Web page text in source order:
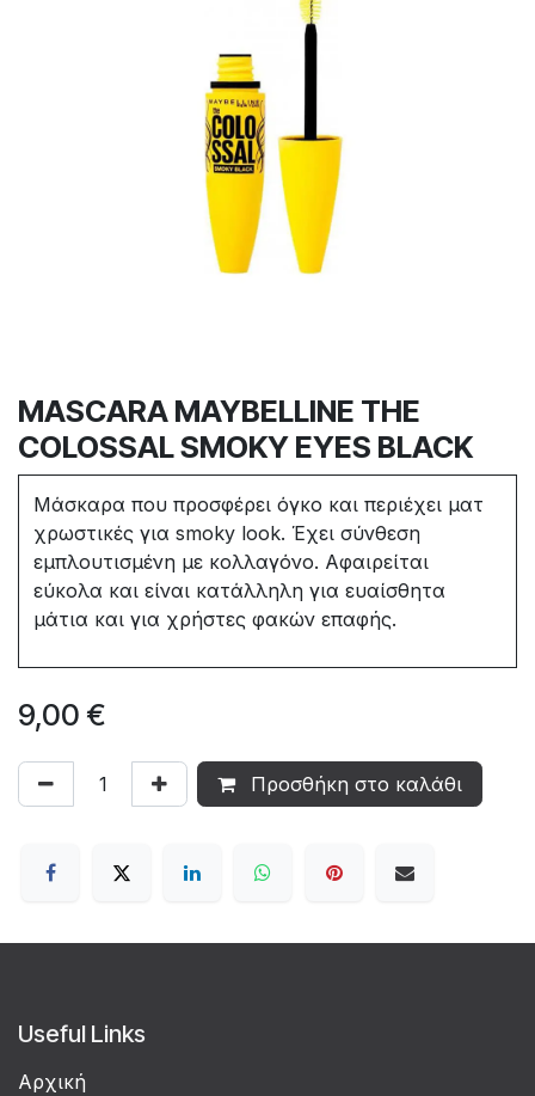
MASCARA MAYBELLINE THE
COLOSSAL SMOKY EYES BLACK
Μάσκαρα που προσφέρει όγκο και περιέχει ματ
χρωστικές για smoky look. Έχει σύνθεση
εμπλουτισμένη με κολλαγόνο. Αφαιρείται
εύκολα και είναι κατάλληλη για ευαίσθητα
μάτια και για χρήστες φακών επαφής.
9,00 €
Προσθήκη στο καλάθι
Useful Links
Αρχική